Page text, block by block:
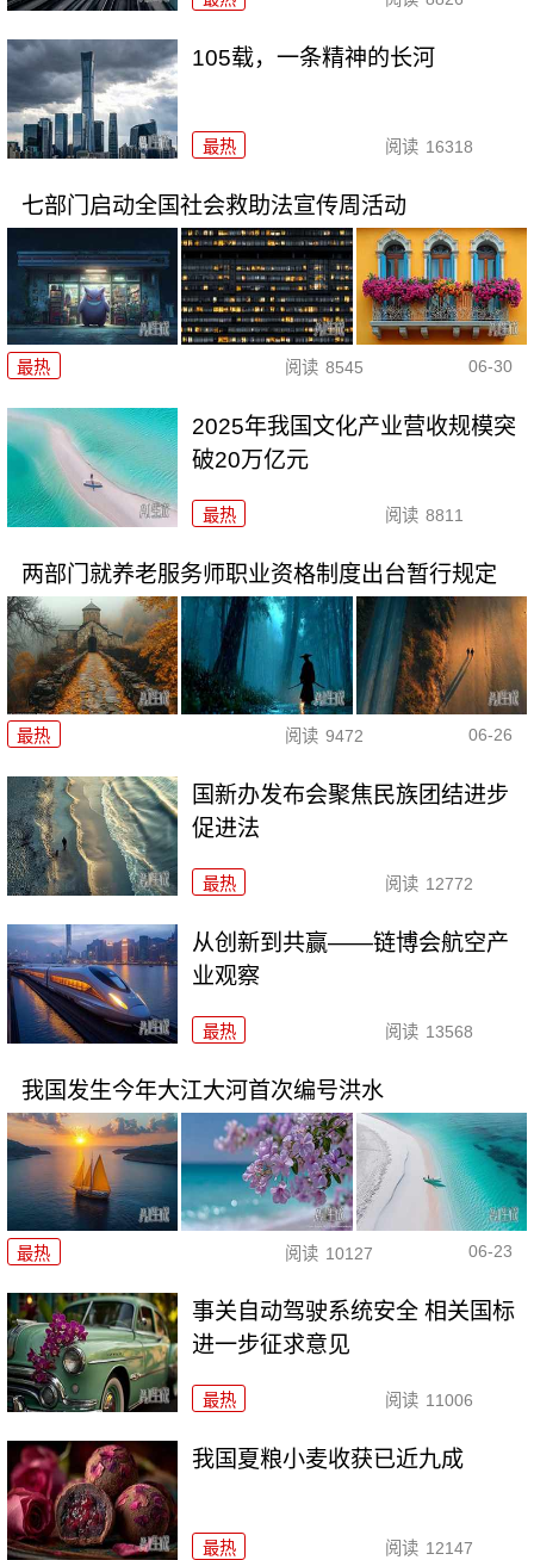
105载，一条精神的长河
最热 阅读 16318
七部门启动全国社会救助法宣传周活动
最热 阅读 8545 06-30
2025年我国文化产业营收规模突
破20万亿元
最热 阅读 8811
两部门就养老服务师职业资格制度出台暂行规定
最热 阅读 9472 06-26
国新办发布会聚焦民族团结进步
促进法
最热 阅读 12772
从创新到共赢——链博会航空产
业观察
最热 阅读 13568
我国发生今年大江大河首次编号洪水
最热 阅读 10127 06-23
事关自动驾驶系统安全 相关国标
进一步征求意见
最热 阅读 11006
我国夏粮小麦收获已近九成
最热 阅读 12147